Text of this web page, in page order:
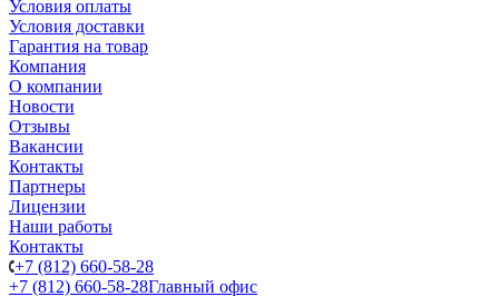
Условия оплаты
Условия доставки
Гарантия на товар
Компания
О компании
Новости
Отзывы
Вакансии
Контакты
Партнеры
Лицензии
Наши работы
Контакты
+7 (812) 660-58-28
+7 (812) 660-58-28Главный офис